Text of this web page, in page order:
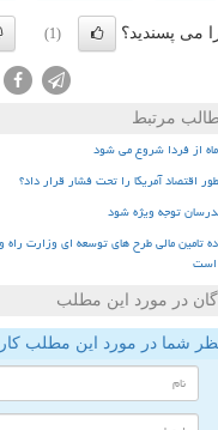
می پسندید؟ (1)
مرتبط
ماه از فردا شروع می شود
اقتصاد آمریکا را تحت فشار قرار داد؟
توجه ویژه شود
تامین مالی طرح های توسعه ای وزارت
است
در مورد این مطلب
شما در مورد این مطلب